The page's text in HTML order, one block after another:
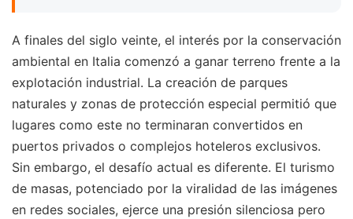
A finales del siglo veinte, el interés por la conservación
ambiental en Italia comenzó a ganar terreno frente a la
explotación industrial. La creación de parques
naturales y zonas de protección especial permitió que
lugares como este no terminaran convertidos en
puertos privados o complejos hoteleros exclusivos.
Sin embargo, el desafío actual es diferente. El turismo
de masas, potenciado por la viralidad de las imágenes
en redes sociales, ejerce una presión silenciosa pero